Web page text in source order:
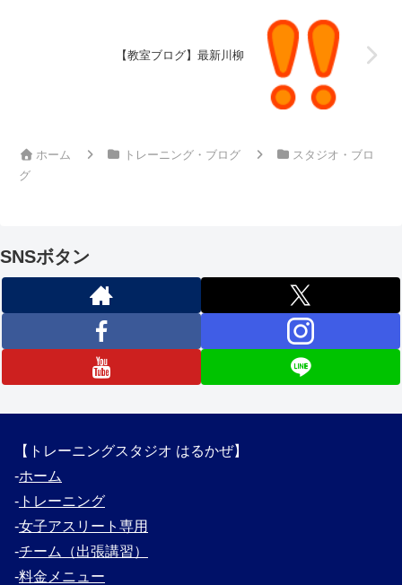
【教室ブログ】最新川柳
ホーム トレーニング・ブログ
スタジオ・ブロ
グ
SNSボタン
【トレーニングスタジオ はるかぜ】
‐ホーム
‐ トレーニング
‐女子アスリート専用
‐チーム（出張講習）
‐料金メニュー